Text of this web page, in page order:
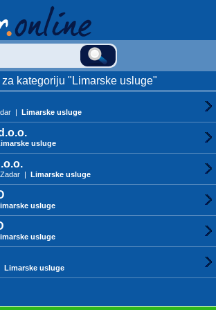
kategoriju "Limarske usluge"
| Limarske usluge
usluge
Zadar | Limarske usluge
usluge
usluge
Limarske usluge